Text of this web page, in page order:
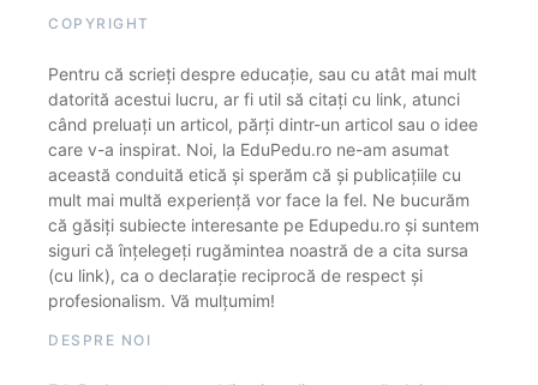
COPYRIGHT
Pentru că scrieți despre educație, sau cu atât mai mult
datorită acestui lucru, ar fi util să citați cu link, atunci
când preluați un articol, părți dintr-un articol sau o idee
care v-a inspirat. Noi, la EduPedu.ro ne-am asumat
această conduită etică și sperăm că și publicațiile cu
mult mai multă experiență vor face la fel. Ne bucurăm
că găsiți subiecte interesante pe Edupedu.ro și suntem
siguri că înțelegeți rugămintea noastră de a cita sursa
(cu link), ca o declarație reciprocă de respect și
profesionalism. Vă mulțumim!
DESPRE NOI